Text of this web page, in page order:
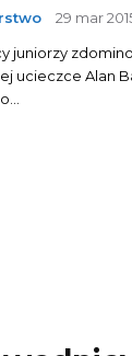
29 mar
juniorzy
ucieczce Alan